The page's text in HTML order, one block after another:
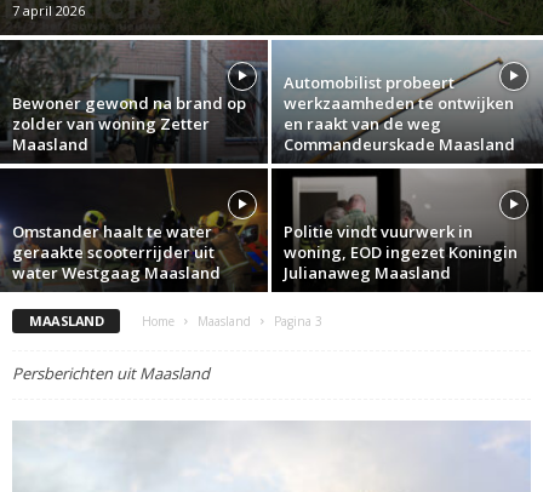
7 april 2026
Bewoner gewond na brand op
zolder van woning Zetter
Maasland
Automobilist probeert
werkzaamheden te ontwijken
en raakt van de weg
Commandeurskade Maasland
Omstander haalt te water
geraakte scooterrijder uit
water Westgaag Maasland
Politie vindt vuurwerk in
woning, EOD ingezet Koningin
Julianaweg Maasland
MAASLAND Home Maasland Pagina 3
Persberichten uit Maasland